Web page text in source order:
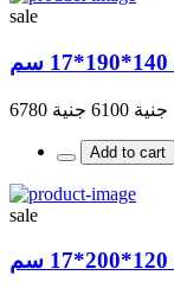
sale
جنية 6100 جنية 6780
Add to cart
sale